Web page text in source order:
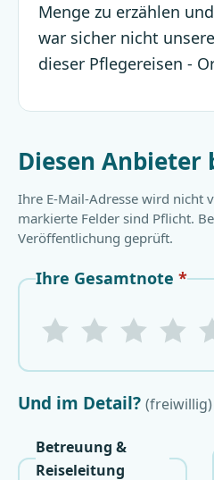
Menge zu erzählen
war sicher nicht
dieser Pflegereisen -
Diesen Anbieter
Ihre E-Mail-Adresse wird nicht
markierte Felder sind Pflicht.
Veröffentlichung geprüft.
Ihre Gesamtnote *
4
3 Sterne
2 Sterne
1 Sterne
Und im Detail? (freiwillig)
Betreuung &
Reiseleitung